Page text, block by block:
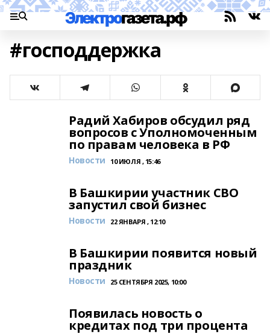
#господдержка
Радий Хабиров обсудил ряд
вопросов с Уполномоченным
по правам человека в РФ
Новости 10 ИЮЛЯ , 15:46
В Башкирии участник СВО
запустил свой бизнес
Новости 22 ЯНВАРЯ , 12:10
В Башкирии появится новый
праздник
Новости 25 СЕНТЯБРЯ 2025, 10:00
Появилась новость о
кредитах под три процента